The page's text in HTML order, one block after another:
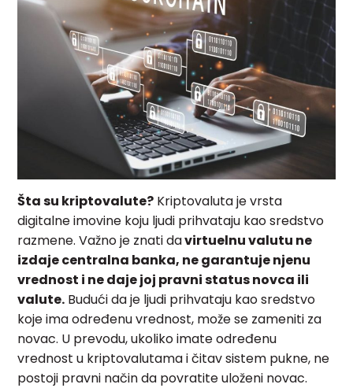
Šta su kriptovalute? Kriptovaluta je vrsta
digitalne imovine koju ljudi prihvataju kao sredstvo
razmene. Važno je znati davirtuelnu valutu ne
izdaje centralna banka, ne garantuje njenu
vrednost i ne daje joj pravni status novca ili
valute. Budući da je ljudi prihvataju kao sredstvo
koje ima određenu vrednost, može se zameniti za
novac. U prevodu, ukoliko imate određenu
vrednost u kriptovalutama i čitav sistem pukne, ne
postoji pravni način da povratite uloženi novac.